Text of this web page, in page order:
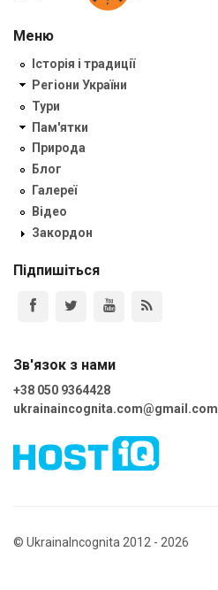
Меню
Історія і традиції
Регіони України
Тури
Пам'ятки
Природа
Блог
Галереї
Відео
Закордон
Підпишіться
Зв'язок з нами
+38 050 9364428
ukrainaincognita.com@gmail.com
© UkrainaIncognita 2012 - 2026